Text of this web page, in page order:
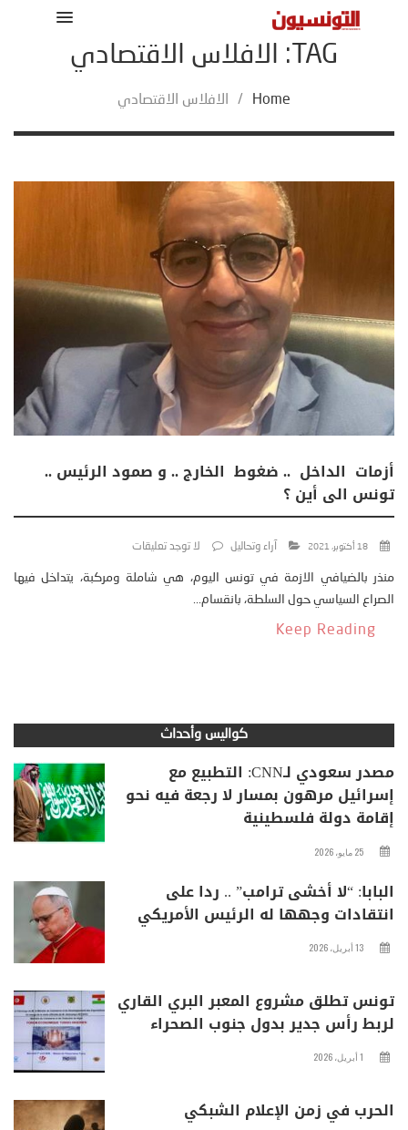
TAG: الافلاس الاقتصادي
Home
/ الافلاس الاقتصادي
أزمات الداخل .. ضغوط الخارج .. و صمود الرئيس ..
تونس الى أين ؟
18 أكتوبر، 2021 آراء وتحاليل لا توجد تعليقات
منذر بالضيافي الازمة في تونس اليوم، هي شاملة ومركبة، يتداخل فيها
الصراع السياسي حول السلطة، بانقسام...
Keep Reading
كواليس وأحداث
مصدر سعودي لـCNN: التطبيع مع
إسرائيل مرهون بمسار لا رجعة فيه نحو
إقامة دولة فلسطينية
25 مايو، 2026
البابا: “لا أخشى ترامب” .. ردا على
انتقادات وجهها له الرئيس الأمريكي
13 أبريل، 2026
تونس تطلق مشروع المعبر البري القاري
لربط رأس جدير بدول جنوب الصحراء
1 أبريل، 2026
الحرب في زمن الإعلام الشبكي